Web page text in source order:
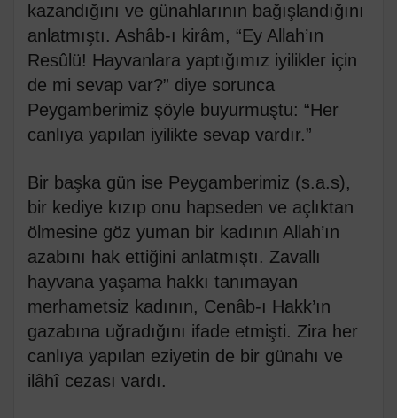
kazandığını ve günahlarının bağışlandığını
anlatmıştı. Ashâb-ı kirâm, “Ey Allah’ın
Resûlü! Hayvanlara yaptığımız iyilikler için
de mi sevap var?” diye sorunca
Peygamberimiz şöyle buyurmuştu: “Her
canlıya yapılan iyilikte sevap vardır.”
Bir başka gün ise Peygamberimiz (s.a.s),
bir kediye kızıp onu hapseden ve açlıktan
ölmesine göz yuman bir kadının Allah’ın
azabını hak ettiğini anlatmıştı. Zavallı
hayvana yaşama hakkı tanımayan
merhametsiz kadının, Cenâb-ı Hakk’ın
gazabına uğradığını ifade etmişti. Zira her
canlıya yapılan eziyetin de bir günahı ve
ilâhî cezası vardı.